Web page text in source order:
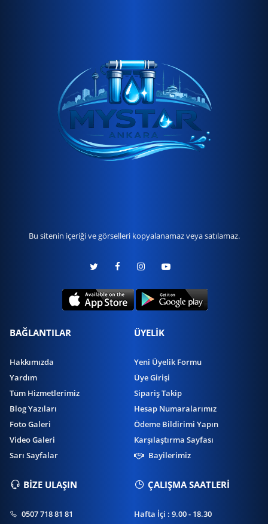
Bu sitenin içeriği ve görselleri kopyalanamaz veya satılamaz.
BAĞLANTILAR
Hakkımızda
Yardım
Tüm Hizmetlerimiz
Blog Yazıları
Foto Galeri
Video Galeri
Sarı Sayfalar
ÜYELİK
Yeni Üyelik Formu
Üye Girişi
Sipariş Takip
Hesap Numaralarımız
Ödeme Bildirimi Yapın
Karşılaştırma Sayfası
Bayilerimiz
BİZE ULAŞIN
0507 718 81 81
ÇALIŞMA SAATLERİ
Hafta İçi : 9.00 - 18.30